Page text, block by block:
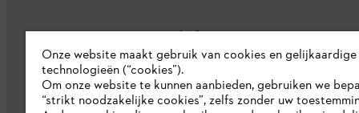
Bedrijf
Over ons
Pers
Onze website maakt gebruik van cookies en gelijkaardige
technologieën (“cookies”).
Om onze website te kunnen aanbieden, gebruiken we
“strikt noodzakelijke cookies”, zelfs zonder uw